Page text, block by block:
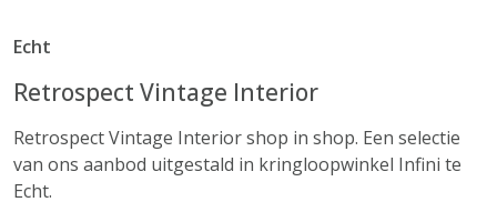
Echt
Retrospect Vintage Interior
Retrospect Vintage Interior shop in shop. Een selectie
van ons aanbod uitgestald in kringloopwinkel Infini te
Echt.